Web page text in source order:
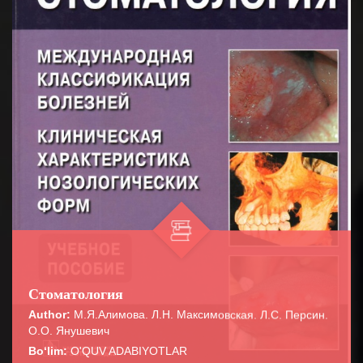
Стоматология
Author: М.Я.Алимова. Л.Н. Максимовская. Л.С. Персин.
О.О. Янушевич
Bo‘lim: O'QUV ADABIYOTLAR